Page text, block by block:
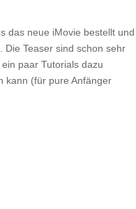
das neue iMovie bestellt und
Die Teaser sind schon sehr
paar Tutorials dazu
kann (für pure Anfänger